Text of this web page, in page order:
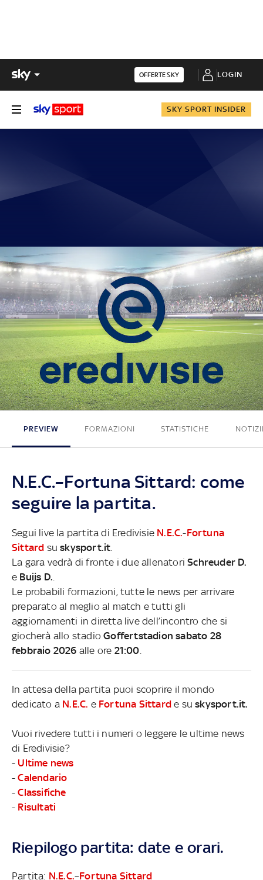
OFFERTE SKY LOGIN
SKY SPORT INSIDER
2 - 3
PREVIEW FORMAZIONI STATISTICHE
N.E.C.–Fortuna Sittard: come
seguire la partita.
Segui live la partita di Eredivisie N.E.C.-Fortuna
Sittard suskysport.it
La gara vedrà di fronte i due allenatoriSchreuder D.
e Buijs D.
Le probabili formazioni, tutte le news per arrivare
preparato al meglio al match e tutti gli
aggiornamenti in diretta live dell’incontro che si
giocherà allo stadioGoffertstadion sabato 28
febbraio 2026 alle ore 21:00
In attesa della partita puoi scoprire il mondo
dedicato a N.E.C. e Fortuna Sittard e suskysport.it.
Vuoi rivedere tutti i numeri o leggere le ultime news
di Eredivisie?
- Ultime news
-Calendario
-Classifiche
- Risultati
Riepilogo partita: date e orari.
Partita: N.E.C.–Fortuna Sittard